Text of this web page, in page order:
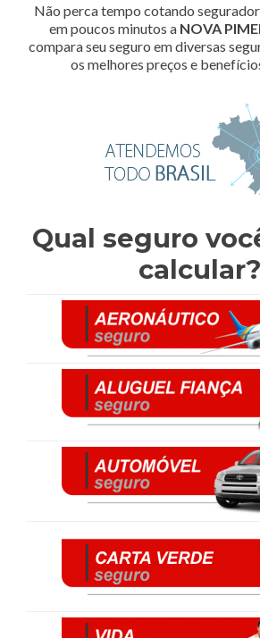
Não perca tempo cotando
em poucos minutos a NOVA
compara seu seguro em diversas
os melhores preços e
Qual seguro
calcular?